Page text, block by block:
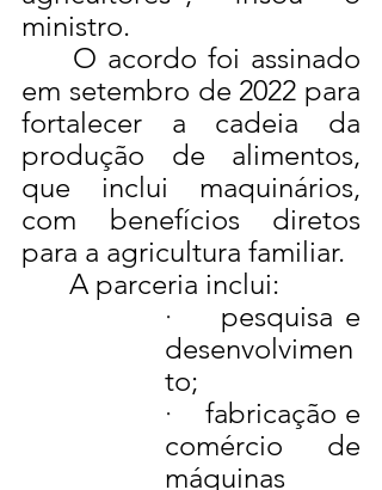
ministro.
em setembro de 2022 para
fortalecer a cadeia da
produção de alimentos,
que inclui maquinários,
com benefícios diretos
para a agricultura familiar.
	A parceria inclui:
· pesquisa e
desenvolvimen
to;
· fabricação e
comércio de
máquinas